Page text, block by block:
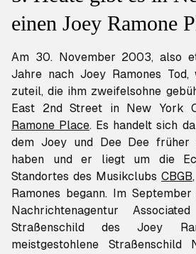
einen Joey Ramone
Am 30. November 2003, also
Jahre nach Joey Ramones
zuteil, die ihm zweifelsohne
East 2nd Street in New York
Ramone Place. Es handelt sich
dem Joey und Dee Dee früher
haben und er liegt um die
Standortes des Musikclubs CBGB
Ramones begann. Im
Nachrichtenagentur
Straßenschild des Joey
meistgestohlene